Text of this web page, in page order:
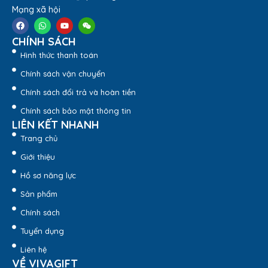
Mạng xã hội
CHÍNH SÁCH
Hình thức thanh toán
Chính sách vận chuyển
Chính sách đổi trả và hoàn tiền
Chính sách bảo mật thông tin
LIÊN KẾT NHANH
Trang chủ
Giới thiệu
Hồ sơ năng lực
Sản phẩm
Chính sách
Tuyển dụng
Liên hệ
VỀ VIVAGIFT